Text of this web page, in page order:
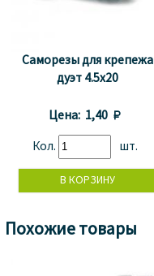
Саморезы для крепежа
дуэт 4.5x20
Цена: 1,40 
Кол. шт.
Похожие товары